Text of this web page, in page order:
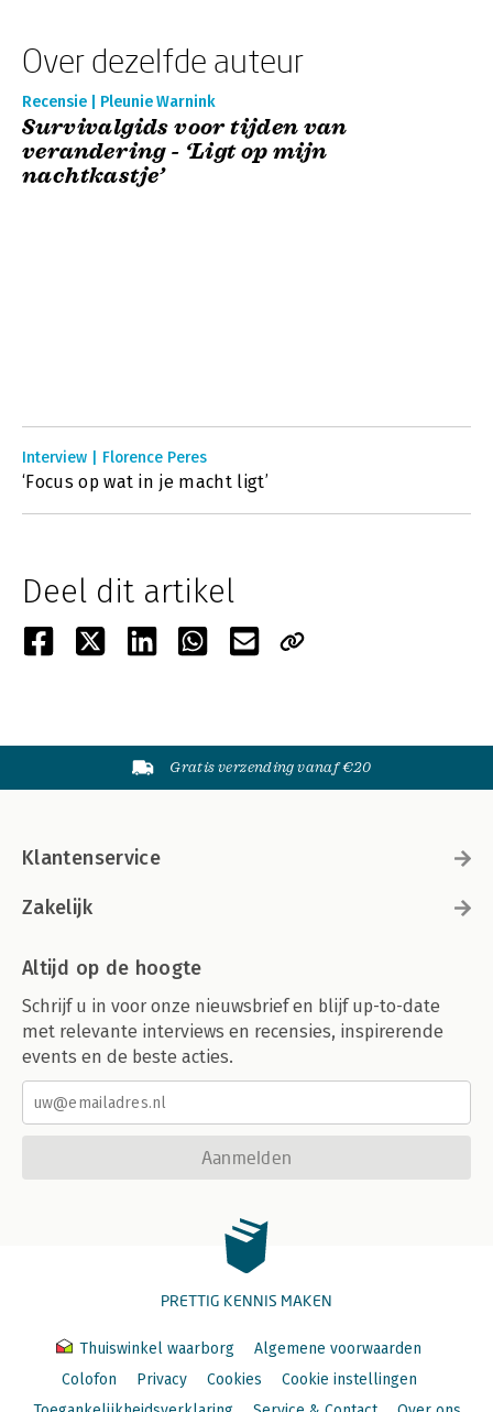
Over dezelfde auteur
Recensie | Pleunie Warnink
Survivalgids voor tijden van
verandering - ‘Ligt op mijn
nachtkastje’
Interview | Florence Peres
‘Focus op wat in je macht ligt’
Deel dit artikel
Gratis verzending vanaf €20
Klantenservice
Zakelijk
Altijd op de hoogte
Schrijf u in voor onze nieuwsbrief en blijf up-to-date
met relevante interviews en recensies, inspirerende
events en de beste acties.
Aanmelden
PRETTIG KENNIS MAKEN
Thuiswinkel waarborg
Algemene voorwaarden
Colofon
Privacy Cookies
Cookie instellingen